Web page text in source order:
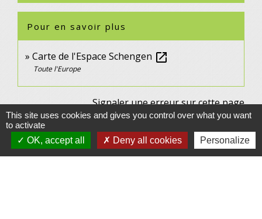
Pour en savoir plus
Carte de l'Espace Schengen open_in_new
Toute l'Europe
Signaler une erreur sur cette page
This site uses cookies and gives you control over what you want
to activate
OK, accept all
Deny all cookies Personalize